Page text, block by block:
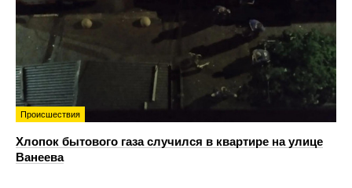
Происшествия
Хлопок бытового газа случился в квартире на улице
Ванеева